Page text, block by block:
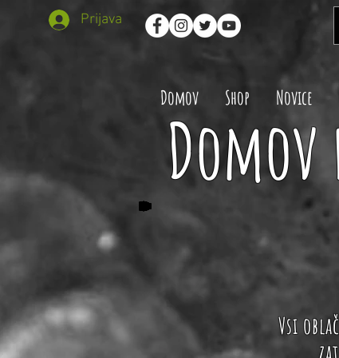
Prijava
Domov Shop Novice
Vsi